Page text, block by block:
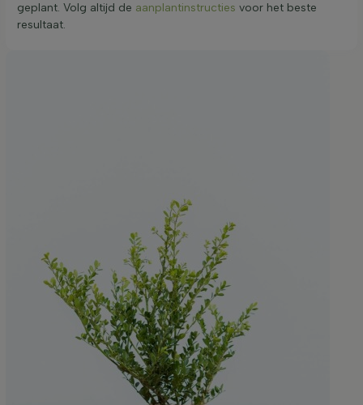
geplant. Volg altijd de aanplantinstructies voor het beste
resultaat.